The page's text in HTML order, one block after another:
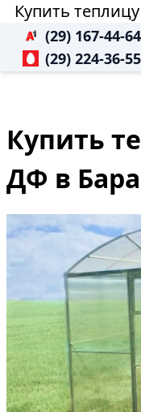
Купить
(29) 167-44-64
(29) 224-36-55
Купить
ДФ в